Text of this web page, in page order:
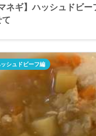
ネギ】ハッシュドビー
て
シュドビーフ編